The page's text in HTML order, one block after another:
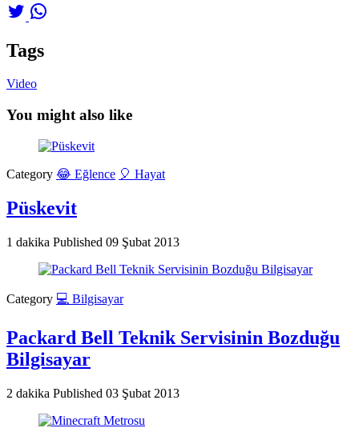
Tags
Video
You might also like
Category 😂 Eğlence 🎈 Hayat
Püskevit
1 dakika Published 09 Şubat 2013
Category 💻 Bilgisayar
Packard Bell Teknik Servisinin Bozduğu
Bilgisayar
2 dakika Published 03 Şubat 2013